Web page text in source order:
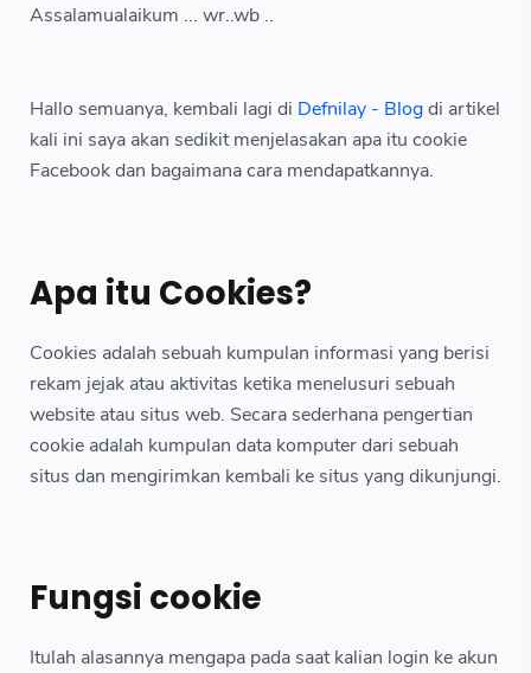
Assalamualaikum ... wr..wb ..
Hallo semuanya, kembali lagi di Defnilay - Blogdi artikel
kali ini saya akan sedikit menjelasakan apa itu cookie
Facebook dan bagaimana cara mendapatkannya.
Apa itu Cookies?
Cookies adalah sebuah kumpulan informasi yang berisi
rekam jejak atau aktivitas ketika menelusuri sebuah
website atau situs web. Secara sederhana pengertian
cookie adalah kumpulan data komputer dari sebuah
situs dan mengirimkan kembali ke situs yang dikunjungi.
Fungsi cookie
Itulah alasannya mengapa pada saat kalian login ke akun